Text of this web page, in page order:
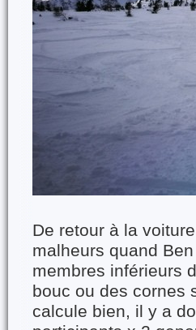
De retour à la
malheurs quand
membres inférieurs
bouc ou des cornes
calcule bien, il y a